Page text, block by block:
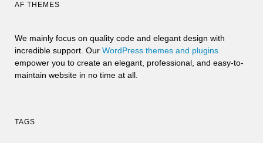
AF THEMES
We mainly focus on quality code and elegant design with
incredible support. Our WordPress themes and plugins
empower you to create an elegant, professional, and easy-to-
maintain website in no time at all.
TAGS